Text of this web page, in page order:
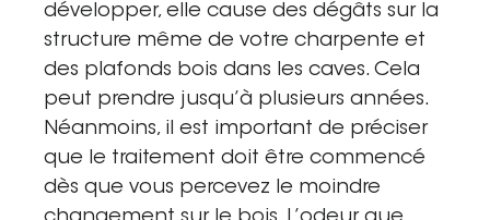
développer, elle cause des dégâts sur la
structure même de votre charpente et
des plafonds bois dans les caves. Cela
peut prendre jusqu’à plusieurs années.
Néanmoins, il est important de préciser
que le traitement doit être commencé
dès que vous percevez le moindre